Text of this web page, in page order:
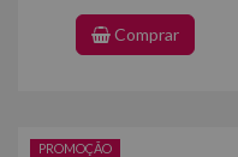
Comprar
PROMOÇÃO